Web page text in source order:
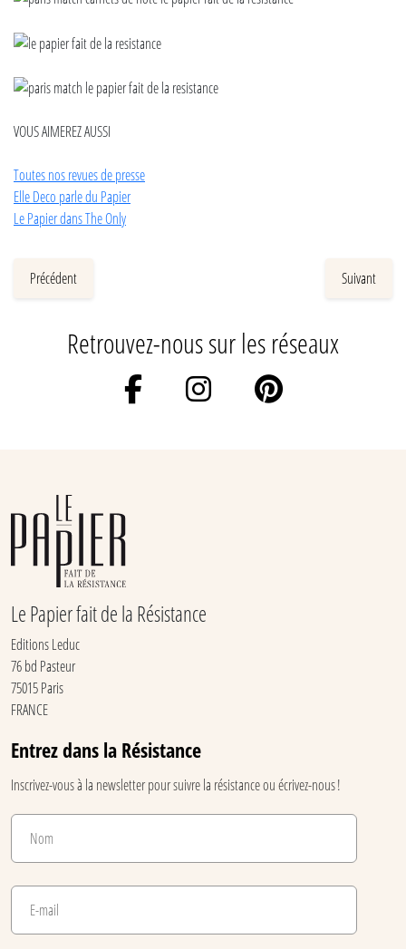
VOUS AIMEREZ AUSSI
Toutes nos revues de presse
Elle Deco parle du Papier
Le Papier dans The Only
Précédent Suivant
Retrouvez-nous sur les réseaux
Le Papier fait de la Résistance
Editions Leduc
76 bd Pasteur
75015 Paris
FRANCE
Entrez dans la Résistance
Inscrivez-vous à la newsletter pour suivre la résistance ou écrivez-nous !